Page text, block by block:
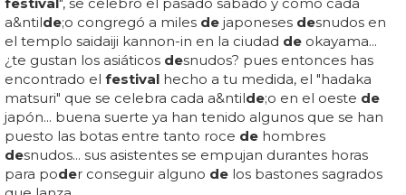
a&ntilde;o congregó a miles de japoneses desnudos en
el templo saidaiji kannon-in en la ciudad de okayama...
¿te gustan los asiáticos desnudos? pues entonces has
encontrado el festival hecho a tu medida, el "hadaka
matsuri" que se celebra cada a&ntilde;o en el oeste de
japón... buena suerte ya han tenido algunos que se han
puesto las botas entre tanto roce de hombres
desnudos... sus asistentes se empujan durantes horas
para poder conseguir alguno de los bastones sagrados